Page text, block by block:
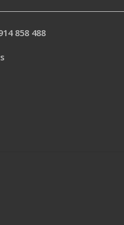
858 488